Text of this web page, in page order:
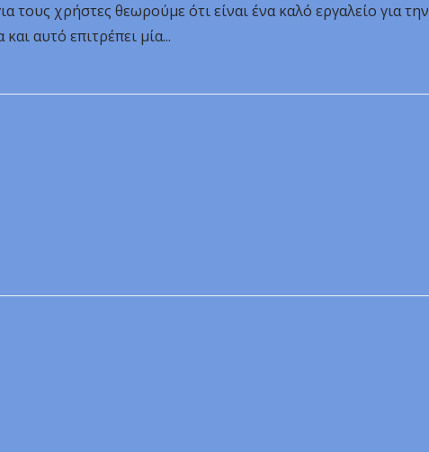
τους χρήστες θεωρούμε ότι είναι ένα καλό εργαλείο για την
αυτό επιτρέπει μία...